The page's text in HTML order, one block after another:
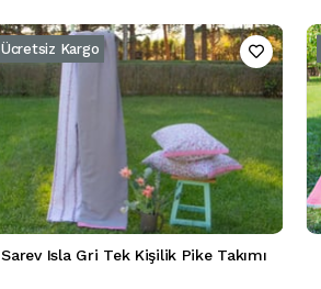
Sarev Isla Gri Tek Kişilik Pike Takımı
Ücretsiz Kargo